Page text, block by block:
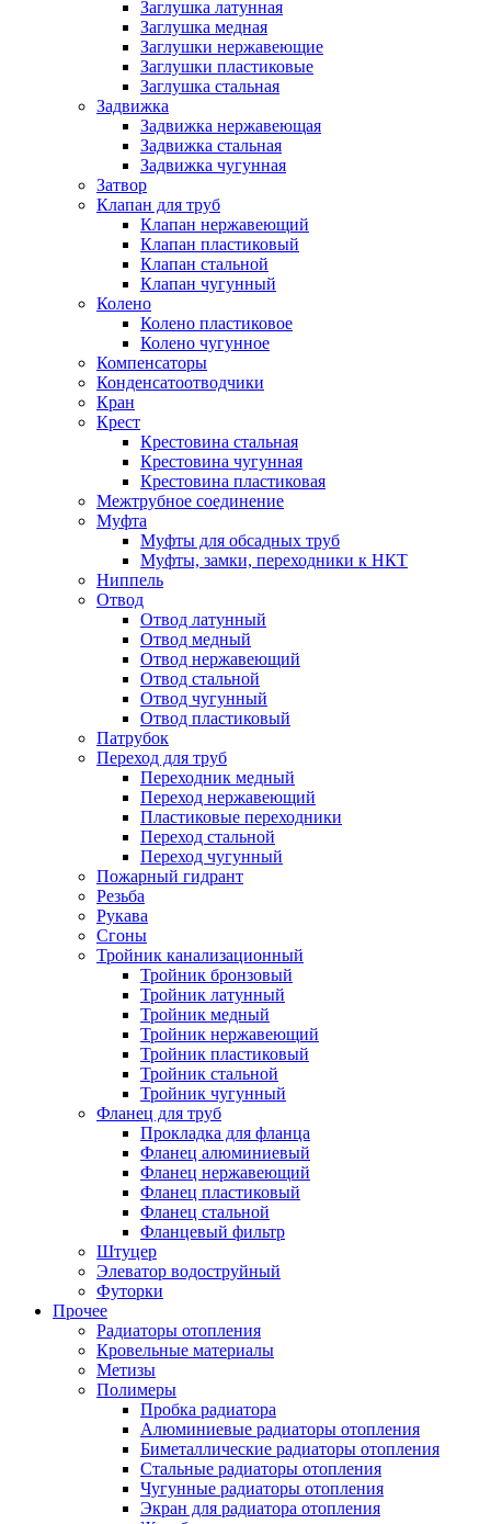
Заглушка латунная
Заглушка медная
Заглушки нержавеющие
Заглушки пластиковые
Заглушка стальная
Задвижка
Задвижка нержавеющая
Задвижка стальная
Задвижка чугунная
Затвор
Клапан для труб
Клапан нержавеющий
Клапан пластиковый
Клапан стальной
Клапан чугунный
Колено
Колено пластиковое
Колено чугунное
Компенсаторы
Конденсатоотводчики
Кран
Крест
Крестовина стальная
Крестовина чугунная
Крестовина пластиковая
Межтрубное соединение
Муфта
Муфты для обсадных труб
Муфты, замки, переходники к НКТ
Ниппель
Отвод
Отвод латунный
Отвод медный
Отвод нержавеющий
Отвод стальной
Отвод чугунный
Отвод пластиковый
Патрубок
Переход для труб
Переходник медный
Переход нержавеющий
Пластиковые переходники
Переход стальной
Переход чугунный
Пожарный гидрант
Резьба
Рукава
Сгоны
Тройник канализационный
Тройник бронзовый
Тройник латунный
Тройник медный
Тройник нержавеющий
Тройник пластиковый
Тройник стальной
Тройник чугунный
Фланец для труб
Прокладка для фланца
Фланец алюминиевый
Фланец нержавеющий
Фланец пластиковый
Фланец стальной
Фланцевый фильтр
Штуцер
Элеватор водоструйный
Футорки
Прочее
Радиаторы отопления
Кровельные материалы
Метизы
Полимеры
Пробка радиатора
Алюминиевые радиаторы отопления
Биметаллические радиаторы отопления
Стальные радиаторы отопления
Чугунные радиаторы отопления
Экран для радиатора отопления